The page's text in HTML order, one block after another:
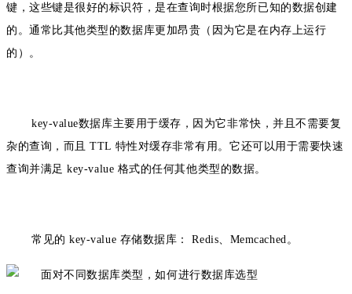
键，这些键是很好的标识符，是在查询时根据您所已知的数据创建
的。通常比其他类型的数据库更加昂贵（因为它是在内存上运行
的）。
key-value数据库主要 用于缓存，因为它非常快，并且不需要复
杂的查询，而且 TTL 特性对缓存非常有用。它还可以用于需要快速
查询并满足 key-value 格式的任何其他类型的数据。
常见的 key-value 存储数据库：Redis、Memcached。